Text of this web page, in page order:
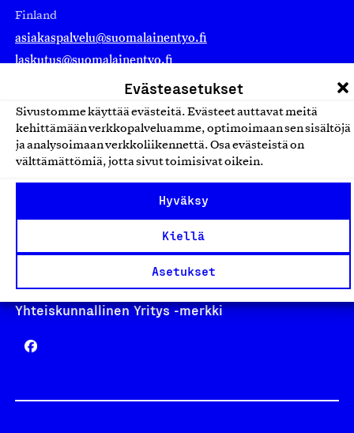
Evästeasetukset
Sivustomme käyttää evästeitä. Evästeet auttavat meitä
kehittämään verkkopalveluamme, optimoimaan sen sisältöjä
ja analysoimaan verkkoliikennettä. Osa evästeistä on
välttämättömiä, jotta sivut toimisivat oikein.
Hyväksy
Kiellä
Asetukset
Finland
asiakaspalvelu@suomalainentyo.fi
laskutus@suomalainentyo.fi
Avainlippu
Yhteiskunnallinen Yritys -merkki